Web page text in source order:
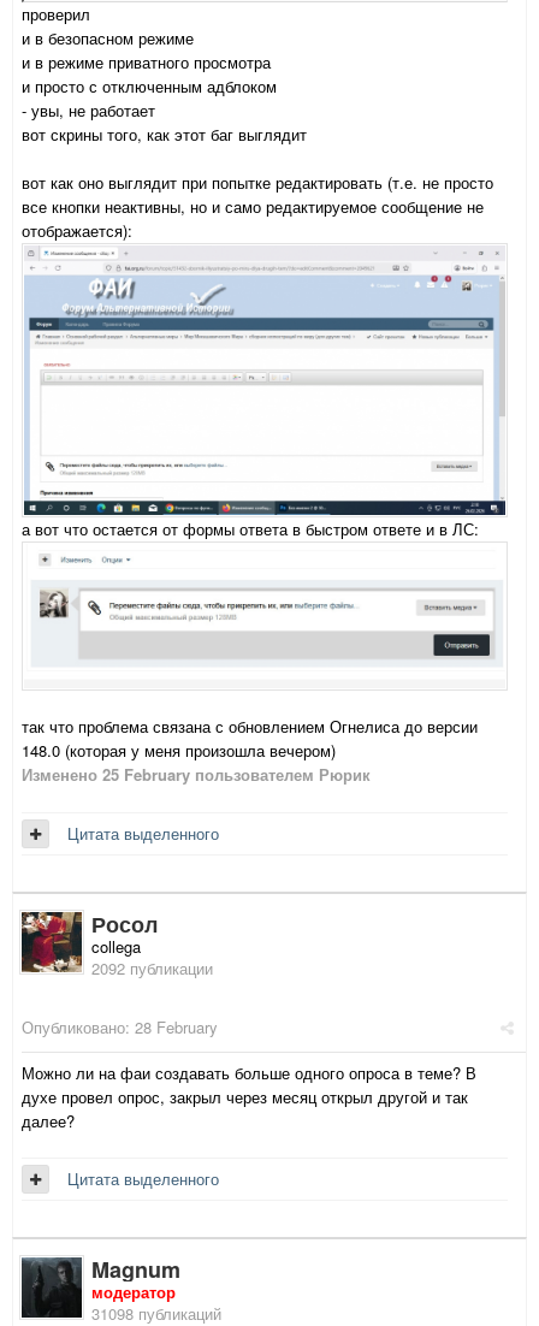
проверил
и в безопасном режиме
и в режиме приватного просмотра
и просто с отключенным адблоком
- увы, не работает
вот скрины того, как этот баг выглядит
вот как оно выглядит при попытке редактировать (т.е. не просто
все кнопки неактивны, но и само редактируемое сообщение не
отображается):
а вот что остается от формы ответа в быстром ответе и в ЛС:
так что проблема связана с обновлением Огнелиса до версии
148.0 (которая у меня произошла вечером)
Изменено 25 February пользователем Рюрик
Цитата выделенного
Росол
collega
2092 публикации
Опубликовано: 28 February
Можно ли на фаи создавать больше одного опроса в теме? В
духе провел опрос, закрыл через месяц открыл другой и так
далее?
Цитата выделенного
Magnum
модератор
31098 публикаций